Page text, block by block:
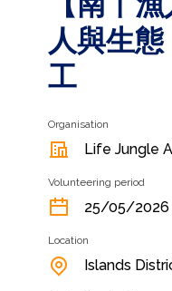
人與生
工
Organisation
Life Jungle
Volunteering period
25/05/
Location
Islands